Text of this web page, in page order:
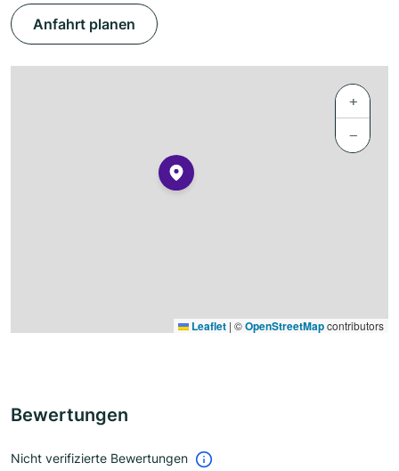
Anfahrt planen
+
−
Leaflet | ©OpenStreetMapcontributors
Bewertungen
Nicht verifizierte Bewertungen